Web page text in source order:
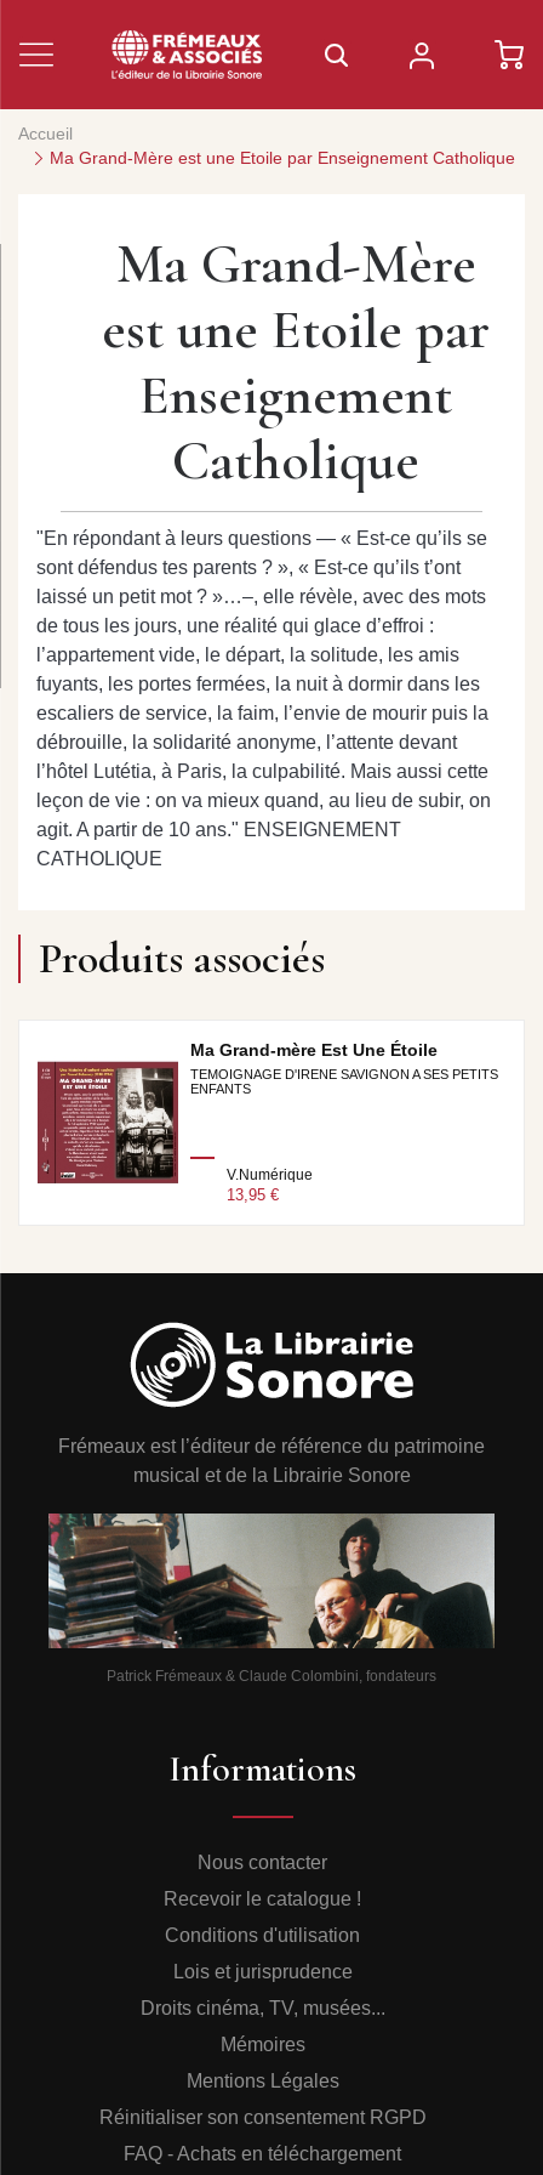
Accueil
Ma Grand-Mère est une Etoile par Enseignement Catholique
Ma Grand-Mère
est une Etoile par
Enseignement
Catholique
"En répondant à leurs questions — « Est-ce qu’ils se
sont défendus tes parents ? », « Est-ce qu’ils t’ont
laissé un petit mot ? »…–, elle révèle, avec des mots
de tous les jours, une réalité qui glace d’effroi :
l’appartement vide, le départ, la solitude, les amis
fuyants, les portes fermées, la nuit à dormir dans les
escaliers de service, la faim, l’envie de mourir puis la
débrouille, la solidarité anonyme, l’attente devant
l’hôtel Lutétia, à Paris, la culpabilité. Mais aussi cette
leçon de vie : on va mieux quand, au lieu de subir, on
agit. A partir de 10 ans." ENSEIGNEMENT
CATHOLIQUE
Produits associés
Ma Grand-mère Est Une Étoile
TEMOIGNAGE D'IRENE SAVIGNON A SES PETITS
ENFANTS
V.Numérique
13,95 €
Frémeaux est l’éditeur de référence du patrimoine
musical et de la Librairie Sonore
Patrick Frémeaux & Claude Colombini, fondateurs
Informations
Nous contacter
Recevoir le catalogue !
Conditions d'utilisation
Lois et jurisprudence
Droits cinéma, TV, musées...
Mémoires
Mentions Légales
Réinitialiser son consentement RGPD
FAQ - Achats en téléchargement